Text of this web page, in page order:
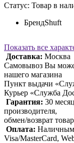
Статус: Товар в
БрендShuft
Показать все
Доставка: Москва
Самовывоз Вы
нашего магазина
Пункт выдачи
Курьер «Служба
Гарантия: 30
производителя,
обмен/возврат
Оплата:
Visa/MasterCard,